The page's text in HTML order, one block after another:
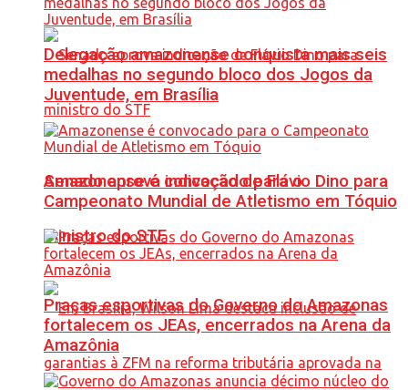
Senado aprova indicação de Flávio Dino para
ministro do STF
Delegação amazonense conquista mais seis
medalhas no segundo bloco dos Jogos da
Juventude, em Brasília
Amazonense é convocado para o
Campeonato Mundial de Atletismo em Tóquio
Praças esportivas do Governo do Amazonas
fortalecem os JEAs, encerrados na Arena da
Amazônia